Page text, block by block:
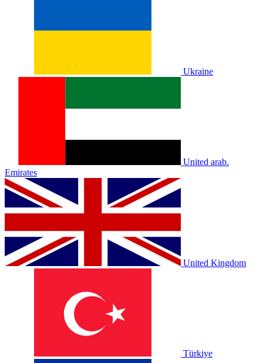
Ukraine
United arab.
Emirates
United Kingdom
Türkiye